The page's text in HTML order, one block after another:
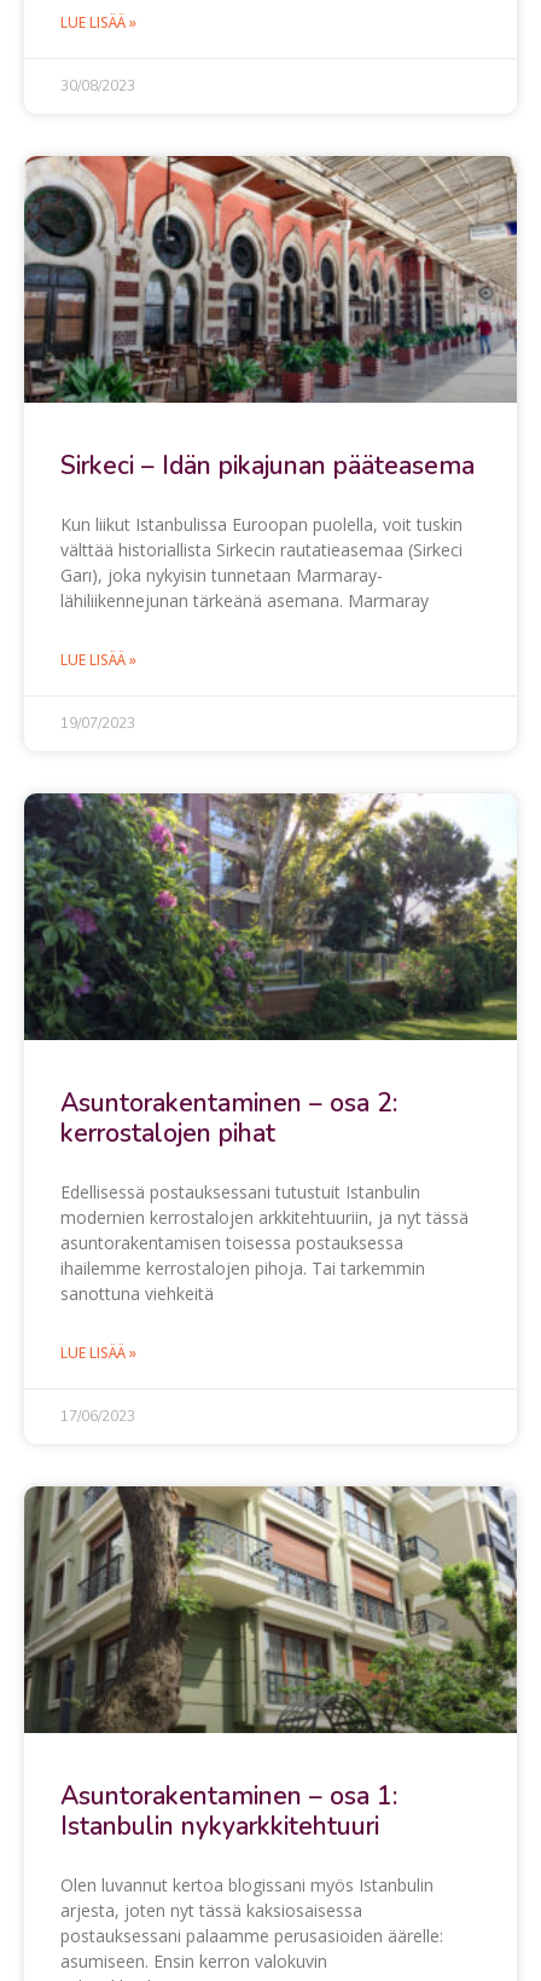
LUE LISÄÄ »
30/08/2023
Sirkeci – Idän pikajunan pääteasema
Kun liikut Istanbulissa Euroopan puolella, voit tuskin
välttää historiallista Sirkecin rautatieasemaa (Sirkeci
Garı), joka nykyisin tunnetaan Marmaray-
lähiliikennejunan tärkeänä asemana. Marmaray
LUE LISÄÄ »
19/07/2023
Asuntorakentaminen – osa 2:
kerrostalojen pihat
Edellisessä postauksessani tutustuit Istanbulin
modernien kerrostalojen arkkitehtuuriin, ja nyt tässä
asuntorakentamisen toisessa postauksessa
ihailemme kerrostalojen pihoja. Tai tarkemmin
sanottuna viehkeitä
LUE LISÄÄ »
17/06/2023
Asuntorakentaminen – osa 1:
Istanbulin nykyarkkitehtuuri
Olen luvannut kertoa blogissani myös Istanbulin
arjesta, joten nyt tässä kaksiosaisessa
postauksessani palaamme perusasioiden äärelle:
asumiseen. Ensin kerron valokuvin